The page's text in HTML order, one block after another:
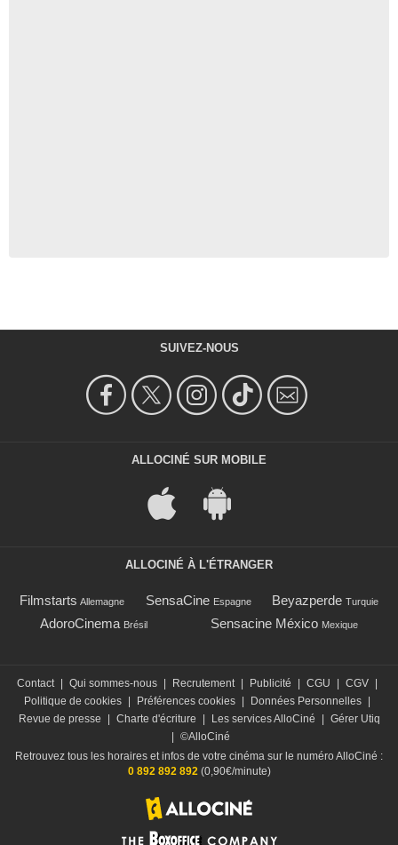
SUIVEZ-NOUS
ALLOCINÉ SUR MOBILE
ALLOCINÉ À L'ÉTRANGER
Filmstarts Allemagne SensaCine Espagne Beyazperde Turquie
AdoroCinema Brésil Sensacine México Mexique
Contact | Qui sommes-nous | Recrutement | Publicité | CGU | CGV |
Politique de cookies | Préférences cookies | Données Personnelles |
Revue de presse
| Charte d'écriture | Les services AlloCiné | Gérer Utiq
| ©AlloCiné
Retrouvez tous les horaires et infos de votre cinéma sur le numéro AlloCiné :
0 892 892 892(0,90€/minute)